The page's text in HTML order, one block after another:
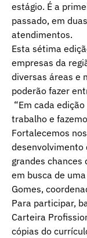
estágio. É a
passado, em
atendimentos.
Esta sétima
empresas da
diversas áreas e
poderão fazer
“Em cada
trabalho e
Fortalecemos
desenvolvimento
grandes
em busca de
Gomes,
Para participar,
Carteira
cópias do